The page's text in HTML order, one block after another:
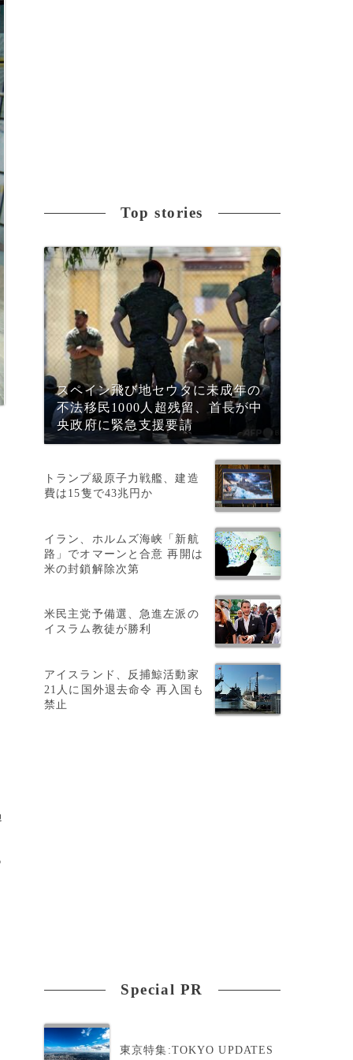
Top stories
スペイン飛び地セウタに未成年の
不法移民1000人超残留、首長が中
央政府に緊急支援要請
トランプ級原子力戦艦、建造
費は15隻で43兆円か
イラン、ホルムズ海峡「新航
路」でオマーンと合意 再開は
米の封鎖解除次第
米民主党予備選、急進左派の
イスラム教徒が勝利
アイスランド、反捕鯨活動家
21人に国外退去命令 再入国も
禁止
Special PR
東京特集:TOKYO UPDATES